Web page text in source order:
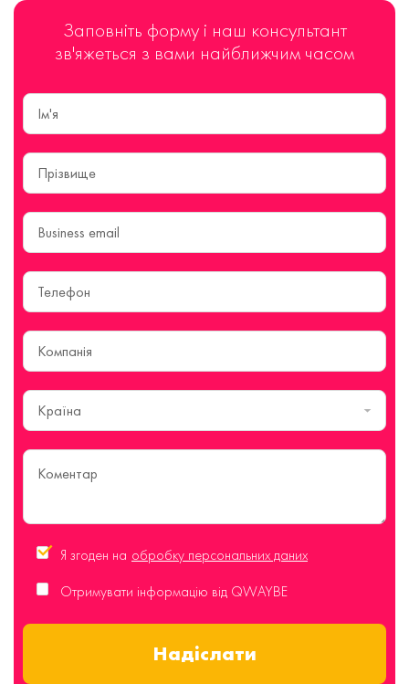
Заповніть форму і наш консультант
зв'яжеться з вами найближчим часом
Країна
Я згоден на обробку персональних даних
Отримувати інформацію від QWAYBE
Надіслати